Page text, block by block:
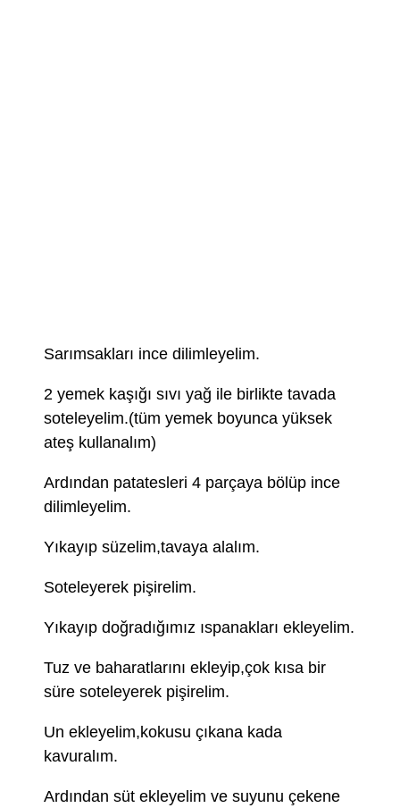
Sarımsakları ince dilimleyelim.
2 yemek kaşığı sıvı yağ ile birlikte tavada
soteleyelim.(tüm yemek boyunca yüksek
ateş kullanalım)
Ardından patatesleri 4 parçaya bölüp ince
dilimleyelim.
Yıkayıp süzelim,tavaya alalım.
Soteleyerek pişirelim.
Yıkayıp doğradığımız ıspanakları ekleyelim.
Tuz ve baharatlarını ekleyip,çok kısa bir
süre soteleyerek pişirelim.
Un ekleyelim,kokusu çıkana kada
kavuralım.
Ardından süt ekleyelim ve suyunu çekene